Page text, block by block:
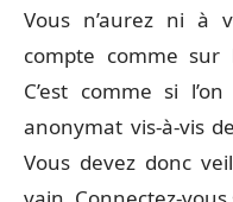
Vous n’aurez ni à
compte comme sur
C’est comme si
anonymat vis-à-vis
Vous devez donc